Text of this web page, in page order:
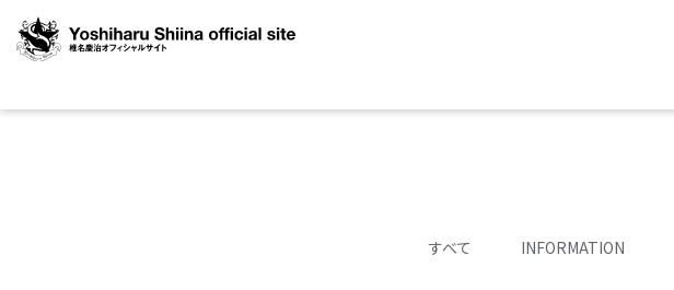
すべて INFORMATION